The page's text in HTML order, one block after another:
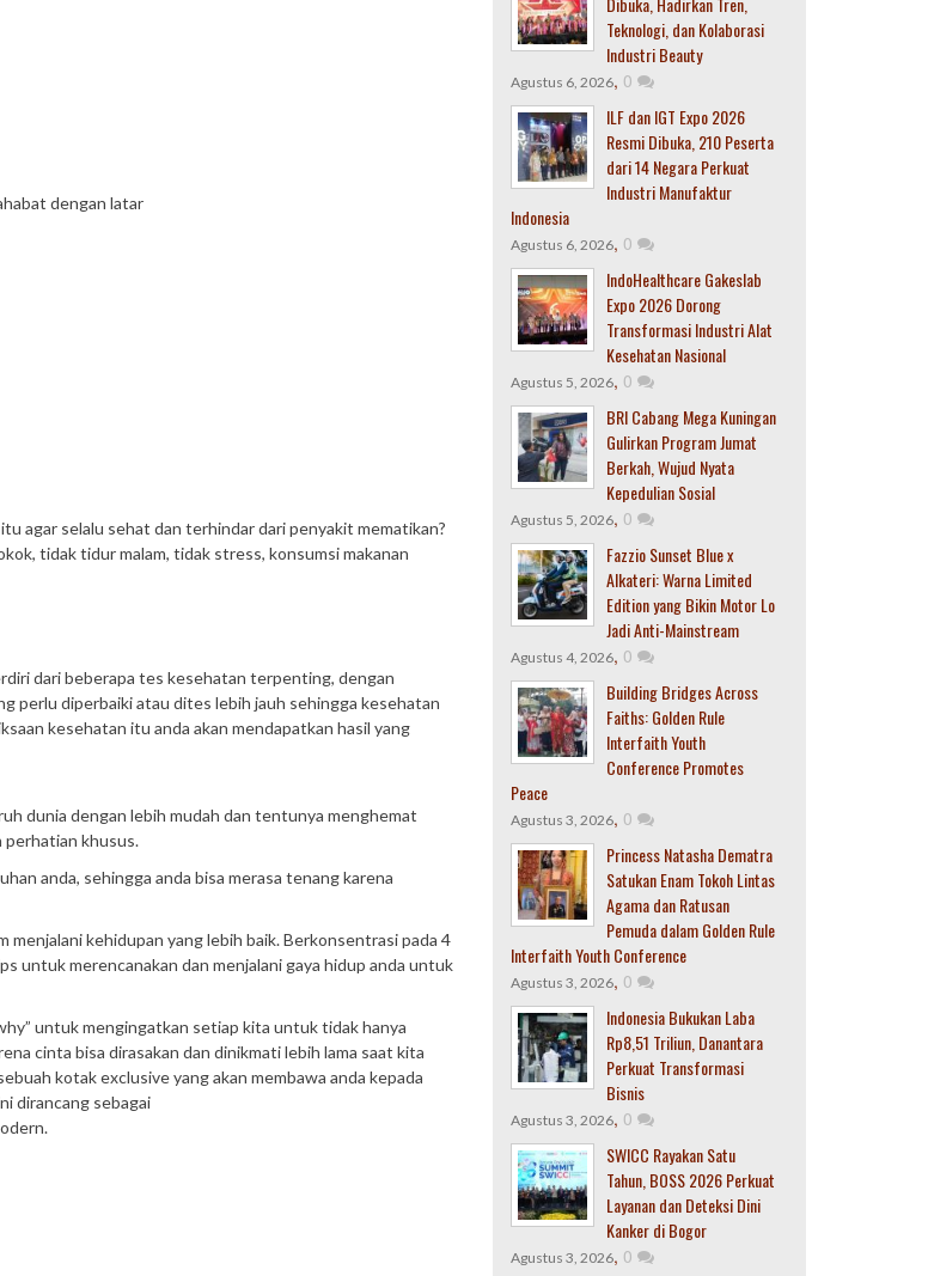
dengan latar
agar selalu sehat dan terhindar dari penyakit mematikan?
tidak tidur malam, tidak stress, konsumsi makanan
dari beberapa tes kesehatan terpenting, dengan
perlu diperbaiki atau dites lebih jauh sehingga kesehatan
kesehatan itu anda akan mendapatkan hasil yang
dunia dengan lebih mudah dan tentunya menghemat
perhatian khusus.
anda, sehingga anda bisa merasa tenang karena
menjalani kehidupan yang lebih baik. Berkonsentrasi pada 4
untuk merencanakan dan menjalani gaya hidup anda untuk
untuk mengingatkan setiap kita untuk tidak hanya
cinta bisa dirasakan dan dinikmati lebih lama saat kita
kotak exclusive yang akan membawa anda kepada
dirancang sebagai
Teknologi, dan Kolaborasi
Industri Beauty
Agustus 6, 2026, 0
ILF dan IGT Expo 2026
Resmi Dibuka, 210 Peserta
dari 14 Negara Perkuat
Industri Manufaktur
Indonesia
Agustus 6, 2026, 0
IndoHealthcare Gakeslab
Expo 2026 Dorong
Transformasi Industri Alat
Kesehatan Nasional
Agustus 5, 2026, 0
BRI Cabang Mega Kuningan
Gulirkan Program Jumat
Berkah, Wujud Nyata
Kepedulian Sosial
Agustus 5, 2026, 0
Fazzio Sunset Blue x
Alkateri: Warna Limited
Edition yang Bikin Motor Lo
Jadi Anti-Mainstream
Agustus 4, 2026, 0
Building Bridges Across
Faiths: Golden Rule
Interfaith Youth
Conference Promotes
Peace
Agustus 3, 2026, 0
Princess Natasha Dematra
Satukan Enam Tokoh Lintas
Agama dan Ratusan
Pemuda dalam Golden Rule
Interfaith Youth Conference
Agustus 3, 2026, 0
Indonesia Bukukan Laba
Rp8,51 Triliun, Danantara
Perkuat Transformasi
Bisnis
Agustus 3, 2026, 0
SWICC Rayakan Satu
Tahun, BOSS 2026 Perkuat
Layanan dan Deteksi Dini
Kanker di Bogor
Agustus 3, 2026, 0